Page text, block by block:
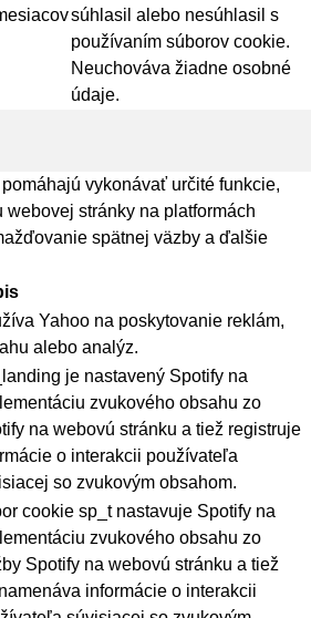
súhlasil alebo nesúhlasil s
používaním súborov cookie.
Neuchováva žiadne osobné
údaje.
vykonávať určité funkcie,
stránky na platformách
spätnej väzby a ďalšie
Yahoo na poskytovanie reklám,
alebo analýz.
je nastavený Spotify na
zvukového obsahu zo
na webovú stránku a tiež registruje
o interakcii používateľa
so zvukovým obsahom.
cookie sp_t nastavuje Spotify na
zvukového obsahu zo
Spotify na webovú stránku a tiež
informácie o interakcii